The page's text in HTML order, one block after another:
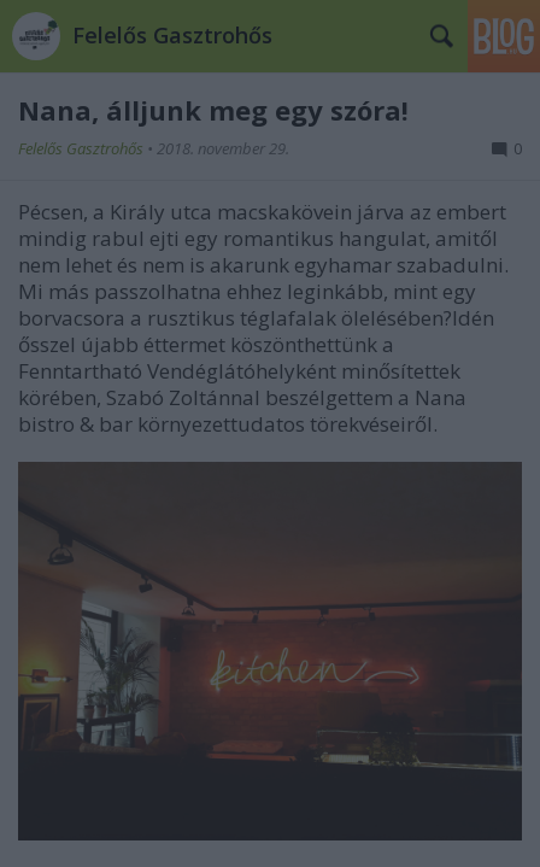
Felelős Gasztrohős
Nana, álljunk meg egy szóra!
Felelős Gasztrohős • 2018. november 29. 0
Pécsen, a Király utca macskakövein járva az embert
mindig rabul ejti egy romantikus hangulat, amitől
nem lehet és nem is akarunk egyhamar szabadulni.
Mi más passzolhatna ehhez leginkább, mint egy
borvacsora a rusztikus téglafalak ölelésében?Idén
ősszel újabb éttermet köszönthettünk a
Fenntartható Vendéglátóhelyként minősítettek
körében, Szabó Zoltánnal beszélgettem a Nana
bistro & bar környezettudatos törekvéseiről.